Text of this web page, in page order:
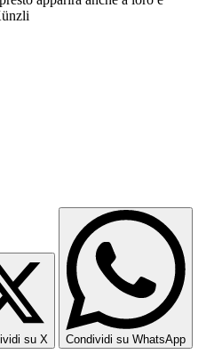
su X Condividi su WhatsApp